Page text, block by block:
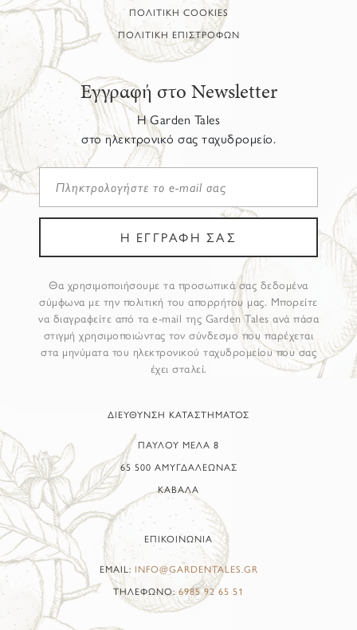
ΠΟΛΙΤΙΚΗ COOKIES
ΠΟΛΙΤΙΚΗ ΕΠΙΣΤΡΟΦΩΝ
Εγγραφή στο Newsletter
Η Garden Tales
στο ηλεκτρονικό σας ταχυδρομείο.
Θα χρησιμοποιήσουμε τα προσωπικά σας δεδομένα
σύμφωνα με την πολιτική του απορρήτου μας. Μπορείτε
να διαγραφείτε από τα e-mail της Garden Tales ανά πάσα
στιγμή χρησιμοποιώντας τον σύνδεσμο που παρέχεται
στα μηνύματα του ηλεκτρονικού ταχυδρομείου που σας
έχει σταλεί.
ΔΙΕΥΘΥΝΣΗ ΚΑΤΑΣΤΗΜΑΤΟΣ
ΠΑΥΛΟΥ ΜΕΛΑ 8
65 500 ΑΜΥΓΔΑΛΕΩΝΑΣ
ΚΑΒΑΛΑ
ΕΠΙΚΟΙΝΩΝΙΑ
EMAIL: INFO@GARDENTALES.GR
ΤΗΛΕΦΩΝΟ:6985 92 65 51